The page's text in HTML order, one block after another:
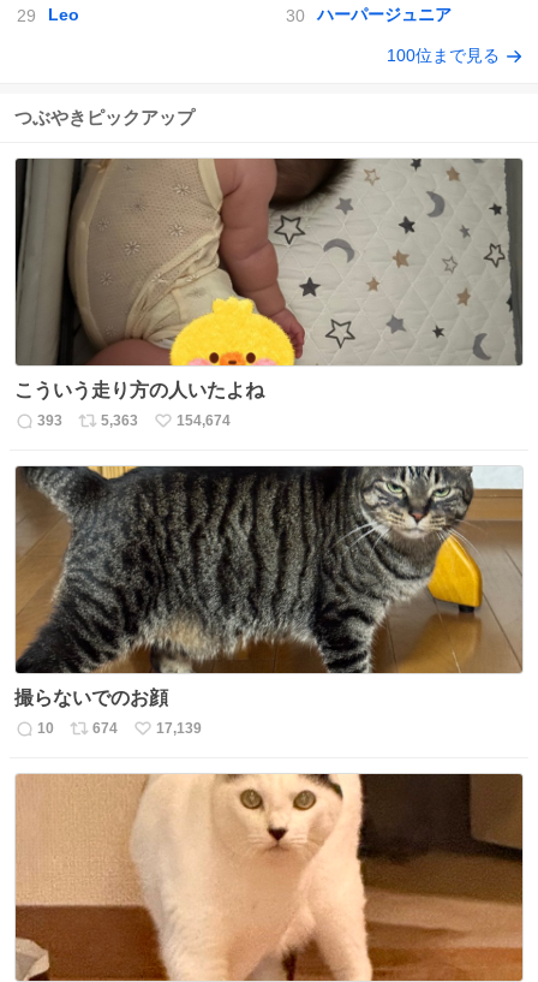
Leo ハーパージュニア
100位まで見る
つぶやきピックアップ
こういう走り方の人いたよね
返
数
393
リ
ス
ト
数
5,363
い
ね
数
154,674
撮らないでのお顔
返
10
リ
ス
数
674
い
ね
数
17,139